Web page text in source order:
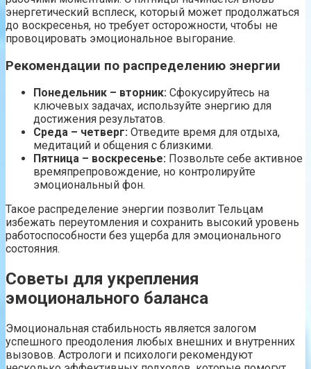
энергетический всплеск, который может продолжаться
до воскресенья, но требует осторожности, чтобы не
провоцировать эмоциональное выгорание.
Рекомендации по распределению энергии
Понедельник – вторник: Сфокусируйтесь на
ключевых задачах, используйте энергию для
достижения результатов.
Среда – четверг: Отведите время для отдыха,
медитаций и общения с близкими.
Пятница – воскресенье: Позвольте себе активное
времяпрепровождение, но контролируйте
эмоциональный фон.
Такое распределение энергии позволит Тельцам
избежать переутомления и сохранить высокий уровень
работоспособности без ущерба для эмоционального
состояния.
Советы для укрепления
эмоционального баланса
Эмоциональная стабильность является залогом
успешного преодоления любых внешних и внутренних
вызовов. Астрологи и психологи рекомендуют